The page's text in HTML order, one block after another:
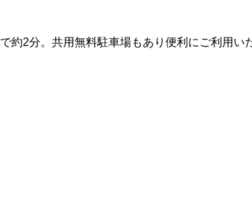
約2分。共用無料駐車場もあり便利にご利用い